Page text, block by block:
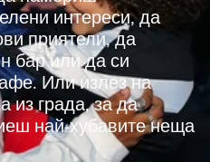
интереси, да
приятели, да
бар или да си
Или излез на
из града, за да
най-хубавите неща